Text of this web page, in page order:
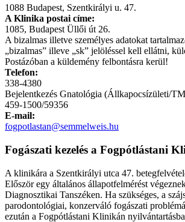
1088 Budapest, Szentkirályi u. 47.
A Klinika postai címe:
1085, Budapest Üllői út 26.
A bizalmas illetve személyes adatokat
„bizalmas” illeve „sk” jelöléssel kell ellátni,
Postázóban a küldemény felbontásra kerül!
Telefon:
338-4380
Bejelentkezés Gnatológia (Állkapocsízületi/
459-1500/59356
E-mail:
fogpotlastan@semmelweis.hu
Fogászati kezelés a Fogpótlástani
A klinikára a Szentkirályi utca 47.
Először egy általános állapotfelmérést
Diagnosztikai Tanszéken. Ha szükséges, a
parodontológiai, konzerváló fogászati
ezután a Fogpótlástani Klinikán